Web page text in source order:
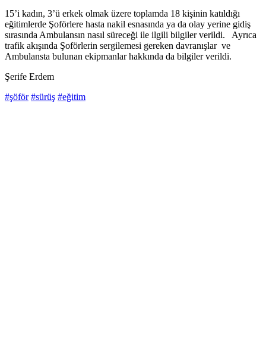
15’i kadın, 3’ü erkek olmak üzere toplamda 18 kişinin katıldığı
eğitimlerde Şoförlere hasta nakil esnasında ya da olay yerine gidiş
sırasında Ambulansın nasıl süreceği ile ilgili bilgiler verildi. Ayrıca
trafik akışında Şoförlerin sergilemesi gereken davranışlar ve
Ambulansta bulunan ekipmanlar hakkında da bilgiler verildi.
Şerife Erdem
#şöför #sürüş #eğitim